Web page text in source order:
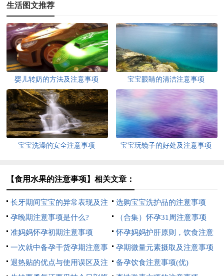
生活图文推荐
婴儿转奶的方法及注意事项 宝宝眼睛的清洁注意事项
宝宝洗澡的安全注意事项 宝宝玩镜子的好处及注意事项
【食用水果的注意事项】相关文章：
长牙期间宝宝的异常表现及注
意事项
选购宝宝洗护品的注意事项
孕晚期注意事项是什么?
（合集）怀孕31周注意事项
准妈妈怀孕初期注意事项
怀孕妈妈护肝原则，饮食注意
事项
一次就中备孕干货孕期注意事
项
孕期微量元素摄取及注意事项
退热贴的优点与使用误区及注
备孕饮食注意事项(优)